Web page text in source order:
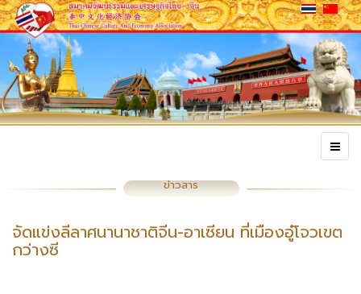
ข่าวสาร
จัดแข่งลีลาศนานาชาติจีน-อาเซียน ที่เมืองอู๋โจวเขต
กว่างซี